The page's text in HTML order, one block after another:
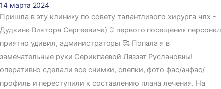
14 марта 2024
Пришла в эту клинику по совету талантливого хирурга члх -
Дудкина Виктора Сергеевича) С первого посещения персонал
приятно удивил, администраторы 🥰 Попала я в
замечательные руки Серикпаевой Ляззат Руслановны!
оперативно сделали все снимки, слепки, фото фас/анфас/
профиль и переступили к составлению плана лечения. На